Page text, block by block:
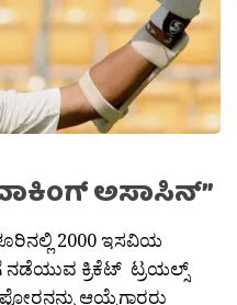
ಅಸಾಸಿನ್”
2000 ಇಸವಿಯ
ನಡೆಯುವ ಕ್ರಿಕೆಟ್ ಟ್ರಯಲ್ಸ್
ಆಯ್ಕೆಗಾರರು